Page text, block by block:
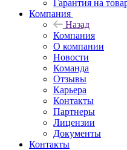
Гарантия на
Компания
Назад
Компания
О компании
Новости
Команда
Отзывы
Карьера
Контакты
Партнеры
Лицензии
Документы
Контакты